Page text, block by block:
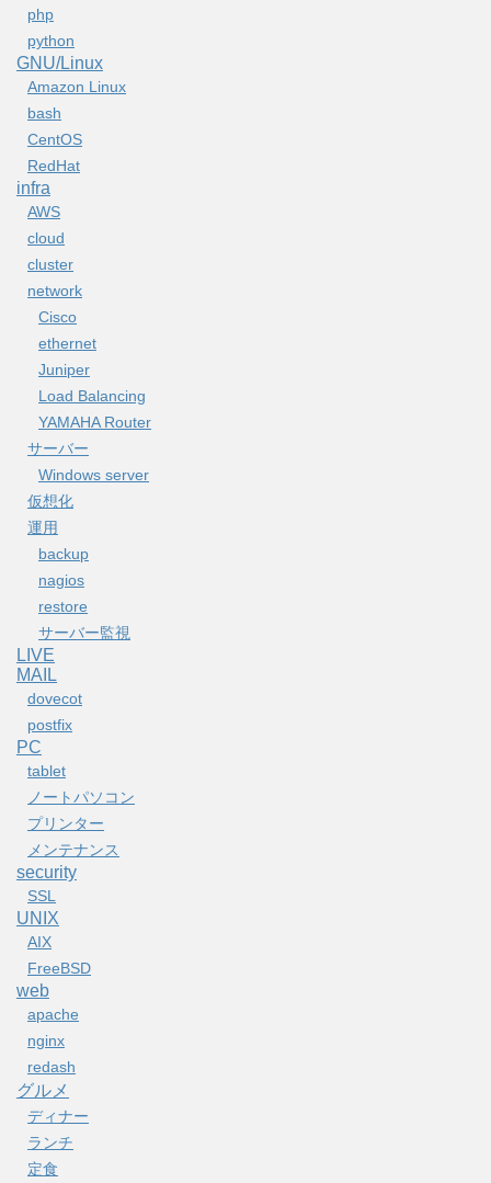
php
python
GNU/Linux
Amazon Linux
bash
CentOS
RedHat
infra
AWS
cloud
cluster
network
Cisco
ethernet
Juniper
Load Balancing
YAMAHA Router
サーバー
Windows server
仮想化
運用
backup
nagios
restore
サーバー監視
LIVE
MAIL
dovecot
postfix
PC
tablet
ノートパソコン
プリンター
メンテナンス
security
SSL
UNIX
AIX
FreeBSD
web
apache
nginx
redash
グルメ
ディナー
ランチ
定食